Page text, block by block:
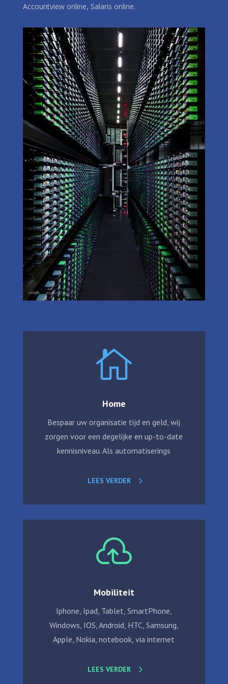
Accountview online, Salaris online.

Home
Bespaar uw organisatie tijd en geld, wij
zorgen voor een degelijke en up-to-date
kennisniveau. Als automatiserings
LEES VERDER

Mobiliteit
Iphone, Ipad, Tablet, SmartPhone,
Windows, IOS, Android, HTC, Samsung,
Apple, Nokia, notebook, via internet
LEES VERDER